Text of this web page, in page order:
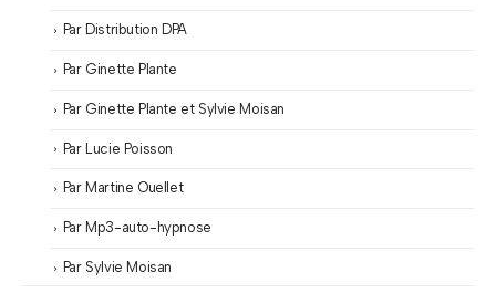
Par Distribution DPA
Par Ginette Plante
Par Ginette Plante et Sylvie Moisan
Par Lucie Poisson
Par Martine Ouellet
Par Mp3-auto-hypnose
Par Sylvie Moisan